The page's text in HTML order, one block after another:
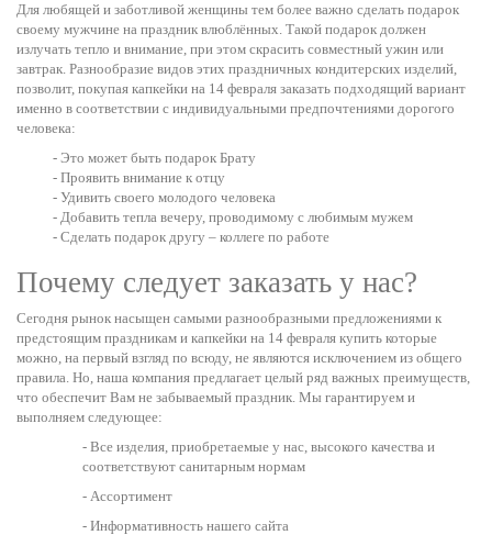
Для любящей и заботливой женщины тем более важно сделать подарок
своему мужчине на праздник влюблённых. Такой подарок должен
излучать тепло и внимание, при этом скрасить совместный ужин или
завтрак. Разнообразие видов этих праздничных кондитерских изделий,
позволит, покупая капкейки на 14 февраля заказать подходящий вариант
именно в соответствии с индивидуальными предпочтениями дорогого
человека:
- Это может быть подарок Брату
- Проявить внимание к отцу
- Удивить своего молодого человека
- Добавить тепла вечеру, проводимому с любимым мужем
- Сделать подарок другу – коллеге по работе
Почему следует заказать у нас?
Сегодня рынок насыщен самыми разнообразными предложениями к
предстоящим праздникам и капкейки на 14 февраля купить которые
можно, на первый взгляд по всюду, не являются исключением из общего
правила. Но, наша компания предлагает целый ряд важных преимуществ,
что обеспечит Вам не забываемый праздник. Мы гарантируем и
выполняем следующее:
- Все изделия, приобретаемые у нас, высокого качества и
соответствуют санитарным нормам
- Ассортимент
- Информативность нашего сайта